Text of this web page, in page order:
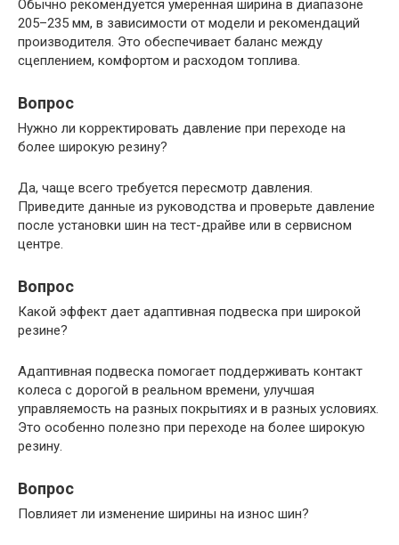
Обычно рекомендуется умеренная ширина в диапазоне
205–235 мм, в зависимости от модели и рекомендаций
производителя. Это обеспечивает баланс между
сцеплением, комфортом и расходом топлива.
Вопрос
Нужно ли корректировать давление при переходе на
более широкую резину?
Да, чаще всего требуется пересмотр давления.
Приведите данные из руководства и проверьте давление
после установки шин на тест-драйве или в сервисном
центре.
Вопрос
Какой эффект дает адаптивная подвеска при широкой
резине?
Адаптивная подвеска помогает поддерживать контакт
колеса с дорогой в реальном времени, улучшая
управляемость на разных покрытиях и в разных условиях.
Это особенно полезно при переходе на более широкую
резину.
Вопрос
Повлияет ли изменение ширины на износ шин?